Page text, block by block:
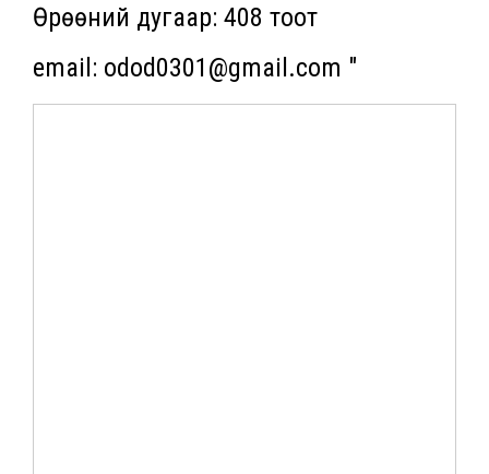
Өрөөний дугаар: 408 тоот
email: odod0301@gmail.com "